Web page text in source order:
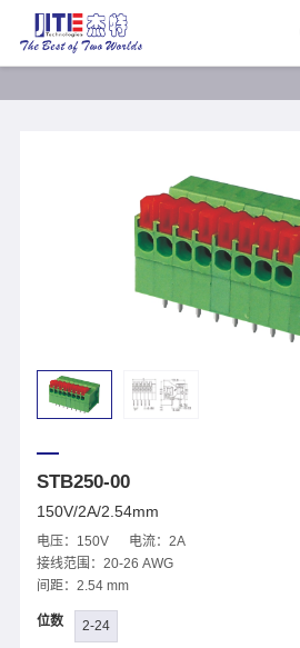
STB250-00
150V/2A/2.54mm
电压：150V 电流：2A
接线范围：20-26 AWG
间距：2.54 mm
位数 2-24